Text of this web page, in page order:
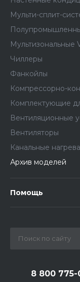
Мульти-сплит-
Мультизональные
Чиллеры
Фанкойлы
Компрессорно-
Комплектующие
Вентиляционные
Вентиляторы
Канальные
Архив моделей
Помощь
8 800 775-